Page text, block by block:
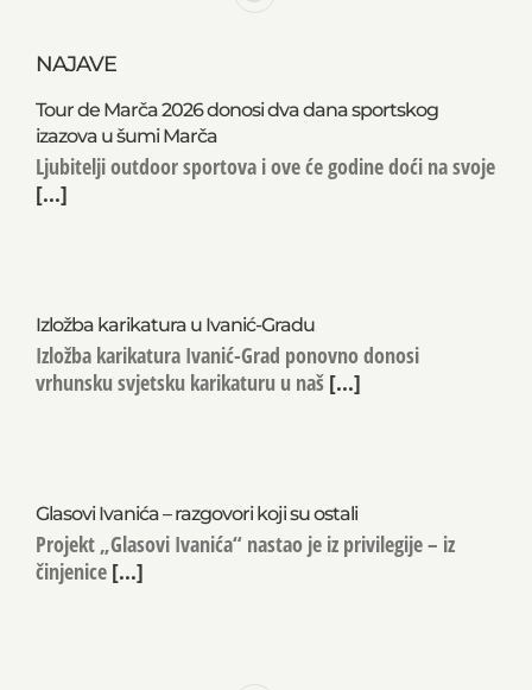
NAJAVE
Tour de Marča 2026 donosi dva dana sportskog
izazova u šumi Marča
Ljubitelji outdoor sportova i ove će godine doći na svoje
[...]
Izložba karikatura u Ivanić-Gradu
Izložba karikatura Ivanić-Grad ponovno donosi
vrhunsku svjetsku karikaturu u naš [...]
Glasovi Ivanića – razgovori koji su ostali
Projekt „Glasovi Ivanića“ nastao je iz privilegije – iz
činjenice [...]